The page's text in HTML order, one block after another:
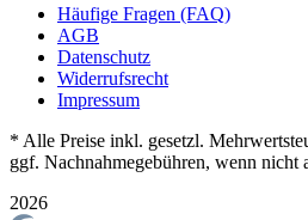
Häufige Fragen (FAQ)
AGB
Datenschutz
Widerrufsrecht
Impressum
* Alle Preise inkl. gesetzl.
ggf. Nachnahmegebühren, wenn nicht
2026